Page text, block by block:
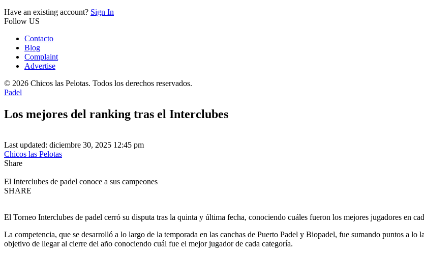
Have an existing account? Sign In
Follow US
Contacto
Blog
Complaint
Advertise
© 2026 Chicos las Pelotas. Todos los derechos reservados.
Padel
Los mejores del ranking tras el Interclubes
Last updated: diciembre 30, 2025 12:45 pm
Chicos las Pelotas
Share
El Interclubes de padel conoce a sus campeones
SHARE
El Torneo Interclubes de padel cerró su disputa tras la quinta y última fecha, conociendo cuáles fueron los mejores jugadores en
La competencia, que se desarrolló a lo largo de la temporada en las canchas de Puerto Padel y Biopadel, fue sumando puntos a
objetivo de llegar al cierre del año conociendo cuál fue el mejor jugador de cada categoría.